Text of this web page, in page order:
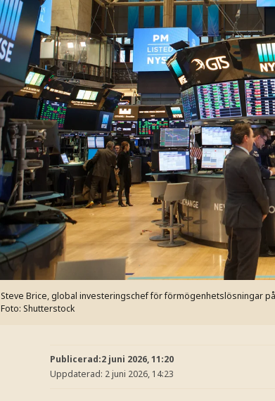
Steve Brice, global investeringschef för förmögenhetslösningar
Foto: Shutterstock
Publicerad:2 juni 2026, 11:20
Uppdaterad: 2 juni 2026, 14:23